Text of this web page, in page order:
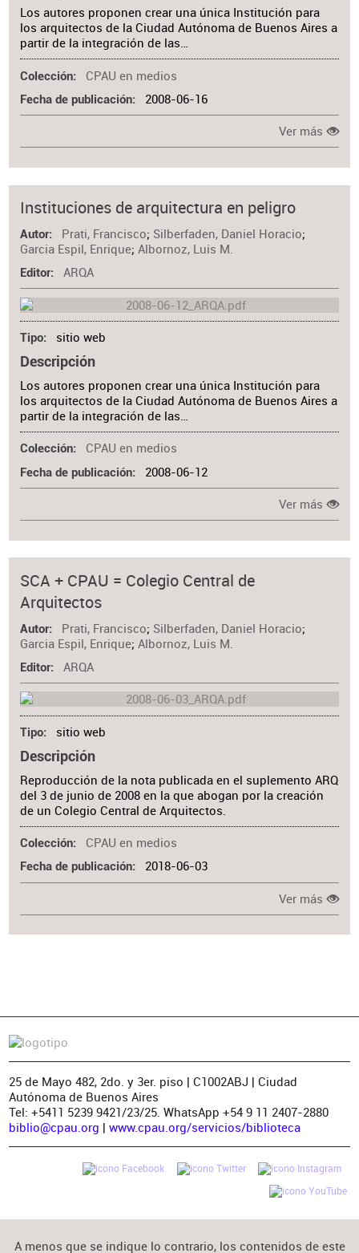
Los autores proponen crear una única Institución para
los arquitectos de la Ciudad Autónoma de Buenos Aires a
partir de la integración de las…
Colección CPAU en medios
Fecha de publicación 2008-06-16
Ver más
Instituciones de arquitectura en peligro
Autor Prati, Francisco; Silberfaden, Daniel Horacio;
Garcia Espil, Enrique;Albornoz, Luis M.
Editor ARQA
Tipo sitio web
Descripción
Los autores proponen crear una única Institución para
los arquitectos de la Ciudad Autónoma de Buenos Aires a
partir de la integración de las…
Colección CPAU en medios
Fecha de publicación 2008-06-12
Ver más
SCA + CPAU = Colegio Central de
Arquitectos
Autor Prati, Francisco; Silberfaden, Daniel Horacio;
Garcia Espil, Enrique;Albornoz, Luis M.
Editor ARQA
Tipo sitio web
Descripción
Reproducción de la nota publicada en el suplemento ARQ
del 3 de junio de 2008 en la que abogan por la creación
de un Colegio Central de Arquitectos.
Colección CPAU en medios
Fecha de publicación 2018-06-03
Ver más
25 de Mayo 482, 2do. y 3er. piso | C1002ABJ | Ciudad
Autónoma de Buenos Aires
Tel: +5411 5239 9421/23/25. WhatsApp +54 9 11 2407-2880
biblio@cpau.org | www.cpau.org/servicios/biblioteca
A menos que se indique lo contrario, los contenidos de este